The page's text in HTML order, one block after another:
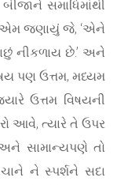
સમાધિમાંથી
એમ જણાયું જે, ‘એને
નીકળાય છે.’ અને
પણ ઉત્તમ, મધ્યમ
ઉત્તમ વિષયની
આવે, ત્યારે તે ઉપર
સામાન્યપણે તો
ને સ્પર્શને સદા